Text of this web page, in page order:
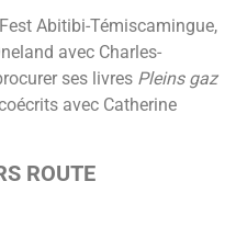
Abitibi-Témiscamingue,
avec Charles-
ses livres Pleins gaz
avec Catherine
ROUTE